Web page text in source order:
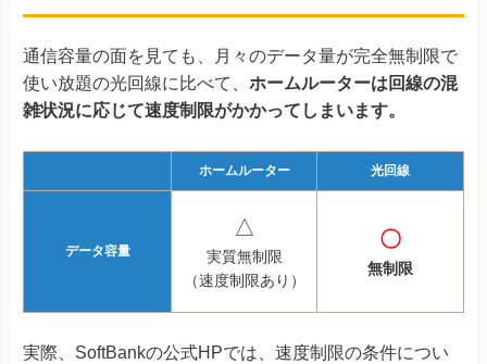
通信容量の面を見ても、月々のデータ量が完全無制限で
使い放題の光回線に比べて、 ホームルーターは回線の混
雑状況に応じて速度制限がかかってしまいます。
ホームルーター 光回線
データ容量
△
実質無制限
（速度制限あり）
〇
無制限
実際、SoftBankの公式HPでは、速度制限の条件につい